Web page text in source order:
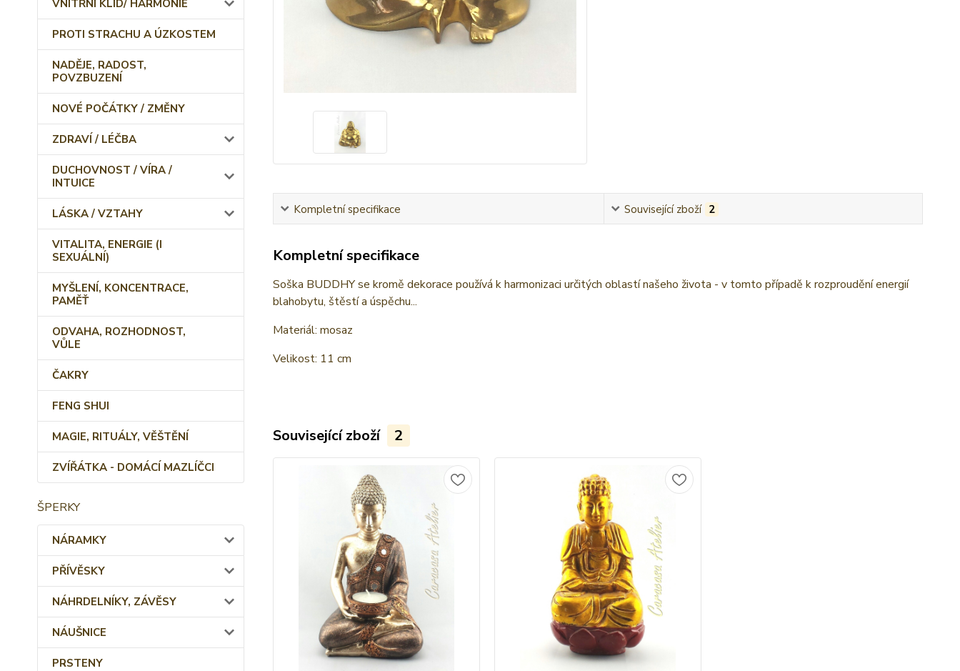
VNITŘNÍ KLID/ HARMONIE
PROTI STRACHU A ÚZKOSTEM
NADĚJE, RADOST,
POVZBUZENÍ
NOVÉ POČÁTKY / ZMĚNY
ZDRAVÍ / LÉČBA
DUCHOVNOST / VÍRA /
INTUICE
LÁSKA / VZTAHY
VITALITA, ENERGIE (I
SEXUÁLNÍ)
MYŠLENÍ, KONCENTRACE,
PAMĚŤ
ODVAHA, ROZHODNOST,
VŮLE
ČAKRY
FENG SHUI
MAGIE, RITUÁLY, VĚŠTĚNÍ
ZVÍŘÁTKA - DOMÁCÍ MAZLÍČCI
ŠPERKY
NÁRAMKY
PŘÍVĚSKY
NÁHRDELNÍKY, ZÁVĚSY
NÁUŠNICE
PRSTENY
Kompletní specifikace Související zboží 2
Kompletní specifikace
Soška BUDDHY se kromě dekorace používá k harmonizaci určitých oblastí našeho života - v tomto případě k rozproudění energií
blahobytu, štěstí a úspěchu...
Materiál: mosaz
Velikost: 11 cm
Související zboží 2